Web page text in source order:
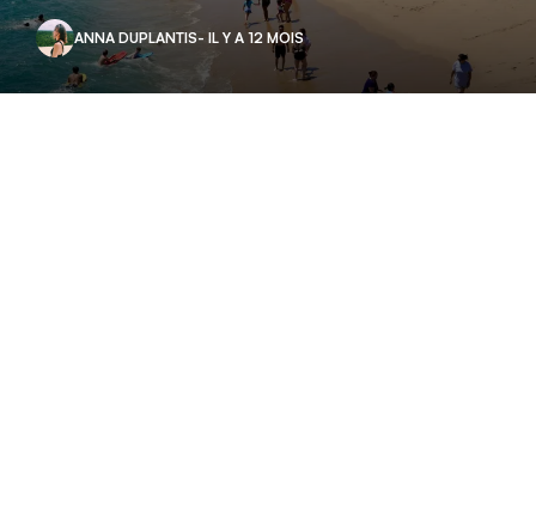
ANNA DUPLANTIS- IL Y A 12 MOIS